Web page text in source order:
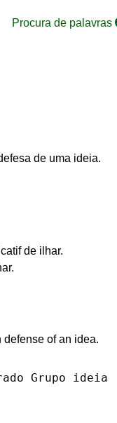
Procura de palavras
de uma ideia.
de ilhar.
of an idea.
Grupo
ideia